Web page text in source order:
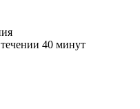
40 минут